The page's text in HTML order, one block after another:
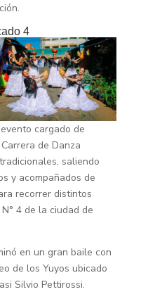
4
cargado de
de Danza
saliendo
y acompañados de
recorrer distintos
4 de la ciudad de
en un gran baile con
de los Yuyos ubicado
Silvio Pettirossi.